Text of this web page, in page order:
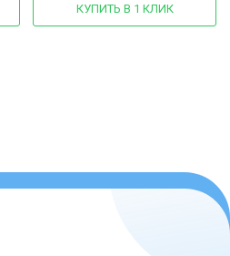
КУПИТЬ В 1 КЛИК